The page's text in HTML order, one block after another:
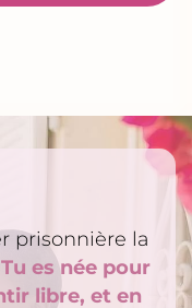
prisonnière la
Tu es née pour
libre, et en